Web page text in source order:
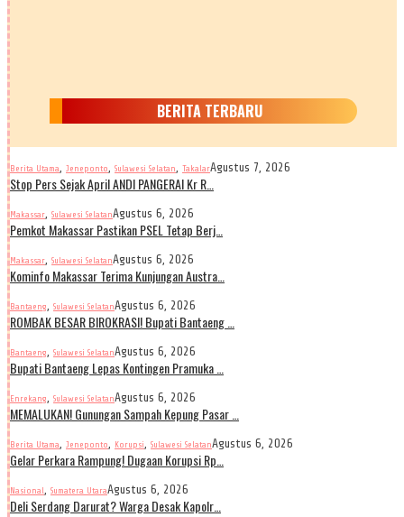
BERITA TERBARU
Berita Utama, Jeneponto, Sulawesi Selatan, TakalarAgustus 7, 2026
Stop Pers Sejak April ANDI PANGERAI Kr R…
Makassar, Sulawesi SelatanAgustus 6, 2026
Pemkot Makassar Pastikan PSEL Tetap Berj…
Makassar, Sulawesi SelatanAgustus 6, 2026
Kominfo Makassar Terima Kunjungan Austra…
Bantaeng, Sulawesi SelatanAgustus 6, 2026
ROMBAK BESAR BIROKRASI! Bupati Bantaeng …
Bantaeng, Sulawesi SelatanAgustus 6, 2026
Bupati Bantaeng Lepas Kontingen Pramuka …
Enrekang, Sulawesi SelatanAgustus 6, 2026
MEMALUKAN! Gunungan Sampah Kepung Pasar …
Berita Utama, Jeneponto, Korupsi, Sulawesi SelatanAgustus 6, 2026
Gelar Perkara Rampung! Dugaan Korupsi Rp…
Nasional, Sumatera UtaraAgustus 6, 2026
Deli Serdang Darurat? Warga Desak Kapolr…